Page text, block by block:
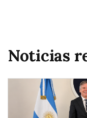
Noticias